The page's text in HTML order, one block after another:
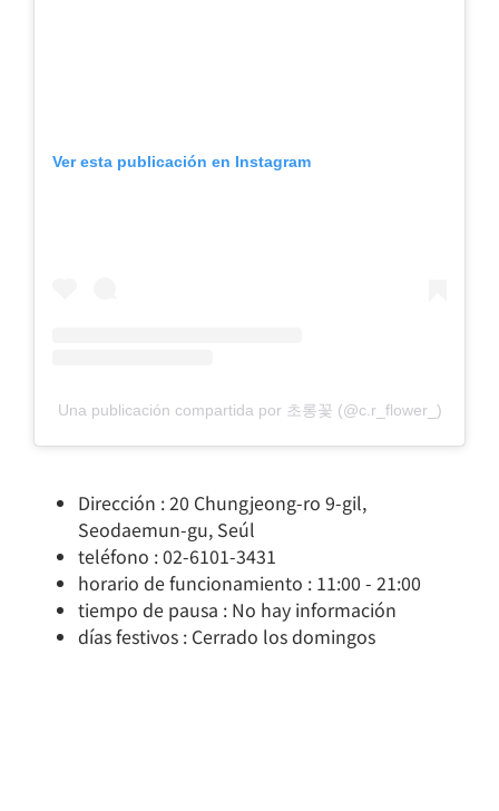
Ver esta publicación en Instagram
Una publicación compartida por 초롱꽃 (@c.r_flower_)
Dirección : 20 Chungjeong-ro 9-gil,
Seodaemun-gu, Seúl
teléfono : 02-6101-3431
horario de funcionamiento : 11:00 - 21:00
tiempo de pausa : No hay información
días festivos : Cerrado los domingos